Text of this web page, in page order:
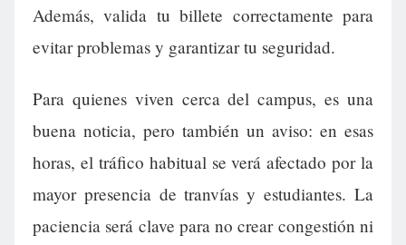
Además, valida tu billete correctamente para
evitar problemas y garantizar tu seguridad.
Para quienes viven cerca del campus, es una
buena noticia, pero también un aviso: en esas
horas, el tráfico habitual se verá afectado por la
mayor presencia de tranvías y estudiantes. La
paciencia será clave para no crear congestión ni